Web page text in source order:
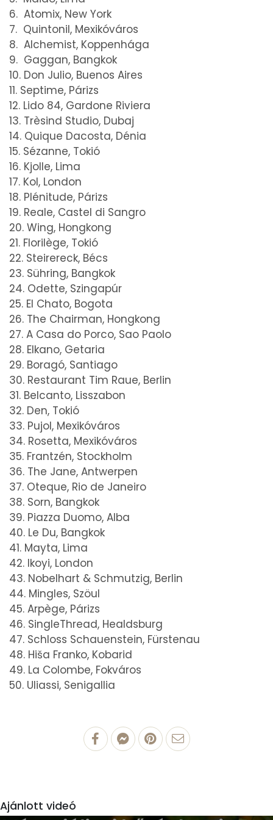
6. Atomix, New York
7. Quintonil, Mexikóváros
8. Alchemist, Koppenhága
9. Gaggan, Bangkok
10. Don Julio, Buenos Aires
11. Septime, Párizs
12. Lido 84, Gardone Riviera
13. Trèsind Studio, Dubaj
14. Quique Dacosta, Dénia
15. Sézanne, Tokió
16. Kjolle, Lima
17. Kol, London
18. Plénitude, Párizs
19. Reale, Castel di Sangro
20. Wing, Hongkong
21. Florilège, Tokió
22. Steirereck, Bécs
23. Sühring, Bangkok
24. Odette, Szingapúr
25. El Chato, Bogota
26. The Chairman, Hongkong
27. A Casa do Porco, Sao Paolo
28. Elkano, Getaria
29. Boragó, Santiago
30. Restaurant Tim Raue, Berlin
31. Belcanto, Lisszabon
32. Den, Tokió
33. Pujol, Mexikóváros
34. Rosetta, Mexikóváros
35. Frantzén, Stockholm
36. The Jane, Antwerpen
37. Oteque, Rio de Janeiro
38. Sorn, Bangkok
39. Piazza Duomo, Alba
40. Le Du, Bangkok
41. Mayta, Lima
42. Ikoyi, London
43. Nobelhart & Schmutzig, Berlin
44. Mingles, Szöul
45. Arpège, Párizs
46. SingleThread, Healdsburg
47. Schloss Schauenstein, Fürstenau
48. Hiša Franko, Kobarid
49. La Colombe, Fokváros
50. Uliassi, Senigallia
Ajánlott videó